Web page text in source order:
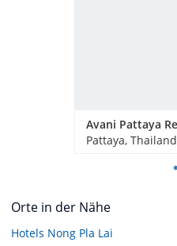
Pattaya, Thailand
Orte in der Nähe
Hotels Nong Pla Lai